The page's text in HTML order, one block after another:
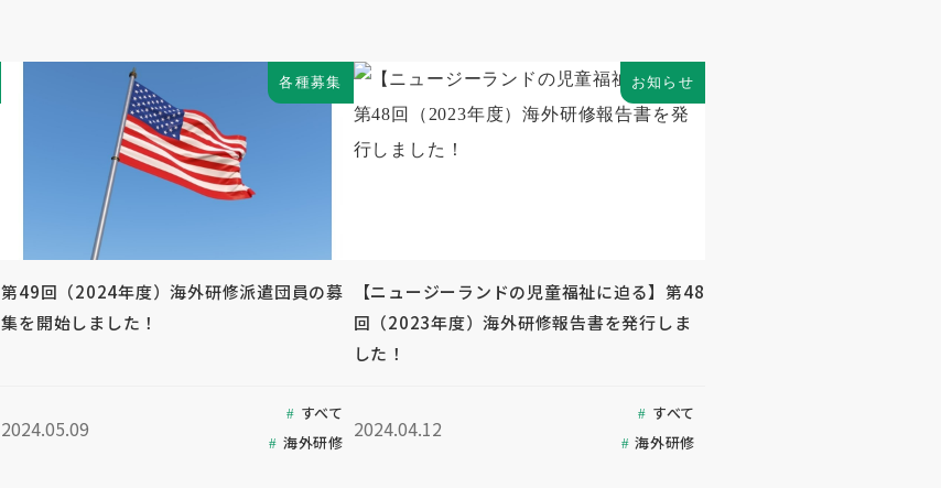
各種募集
第49回（2024年度）海外研修派遣団員の募
集を開始しました！
2024.05.09
すべて
海外研修
お知らせ
【ニュージーランドの児童福祉に迫る】第48
回（2023年度）海外研修報告書を発行しま
した！
2024.04.12
すべて
海外研修